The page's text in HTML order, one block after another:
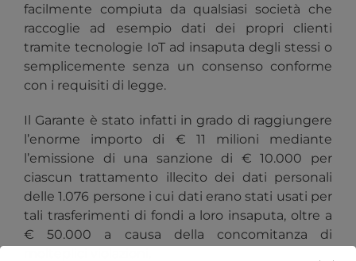
facilmente compiuta da qualsiasi società che
raccoglie ad esempio dati dei propri clienti
tramite tecnologie IoT ad insaputa degli stessi o
semplicemente senza un consenso conforme
con i requisiti di legge.
Il Garante è stato infatti in grado di raggiungere
l’enorme importo di € 11 milioni mediante
l’emissione di una sanzione di € 10.000 per
ciascun trattamento illecito dei dati personali
delle 1.076 persone i cui dati erano stati usati per
tali trasferimenti di fondi a loro insaputa, oltre a
€ 50.000 a causa della concomitanza di